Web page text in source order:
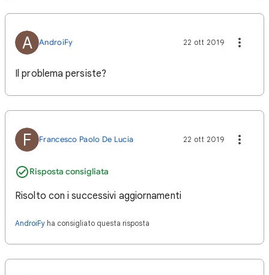
A AndroiFy 22 ott 2019
Il problema persiste?
F Francesco Paolo De Lucia
Risposta consigliata
22 ott 2019
Risolto con i successivi aggiornamenti
AndroiFy ha consigliato questa risposta